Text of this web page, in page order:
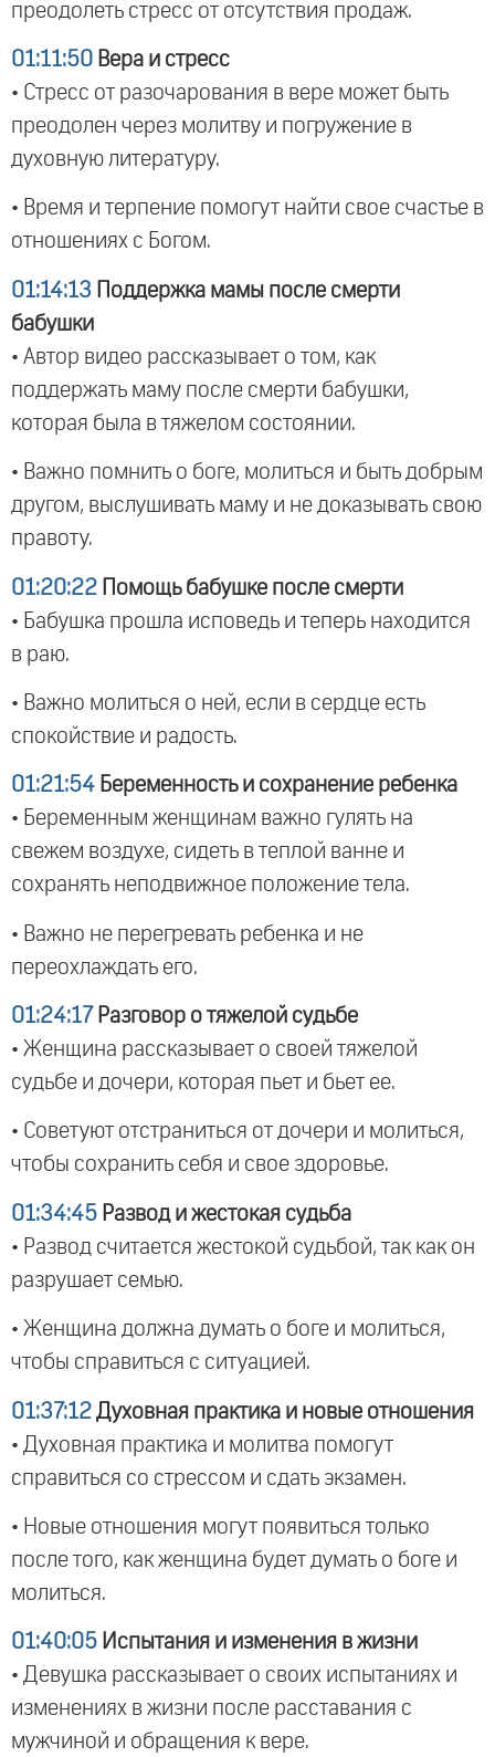
преодолеть стресс от отсутствия продаж.
01:11:50 Вера и стресс
• Стресс от разочарования в вере может быть
преодолен через молитву и погружение в
духовную литературу.
• Время и терпение помогут найти свое счастье в
отношениях с Богом.
01:14:13 Поддержка мамы после смерти
бабушки
• Автор видео рассказывает о том, как
поддержать маму после смерти бабушки,
которая была в тяжелом состоянии.
• Важно помнить о боге, молиться и быть добрым
другом, выслушивать маму и не доказывать свою
правоту.
01:20:22 Помощь бабушке после смерти
• Бабушка прошла исповедь и теперь находится
в раю.
• Важно молиться о ней, если в сердце есть
спокойствие и радость.
01:21:54 Беременность и сохранение ребенка
• Беременным женщинам важно гулять на
свежем воздухе, сидеть в теплой ванне и
сохранять неподвижное положение тела.
• Важно не перегревать ребенка и не
переохлаждать его.
01:24:17 Разговор о тяжелой судьбе
• Женщина рассказывает о своей тяжелой
судьбе и дочери, которая пьет и бьет ее.
• Советуют отстраниться от дочери и молиться,
чтобы сохранить себя и свое здоровье.
01:34:45 Развод и жестокая судьба
• Развод считается жестокой судьбой, так как он
разрушает семью.
• Женщина должна думать о боге и молиться,
чтобы справиться с ситуацией.
01:37:12 Духовная практика и новые отношения
• Духовная практика и молитва помогут
справиться со стрессом и сдать экзамен.
• Новые отношения могут появиться только
после того, как женщина будет думать о боге и
молиться.
01:40:05 Испытания и изменения в жизни
• Девушка рассказывает о своих испытаниях и
изменениях в жизни после расставания с
мужчиной и обращения к вере.